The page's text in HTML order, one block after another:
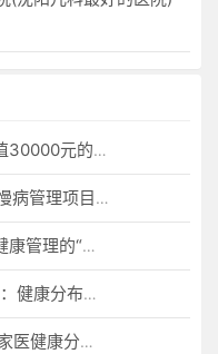
系统一套（含硬件）
低投入，高回报，长收益
疗级守护者”
健康小屋，社区服务中心等等
，药店，健康小屋都需要